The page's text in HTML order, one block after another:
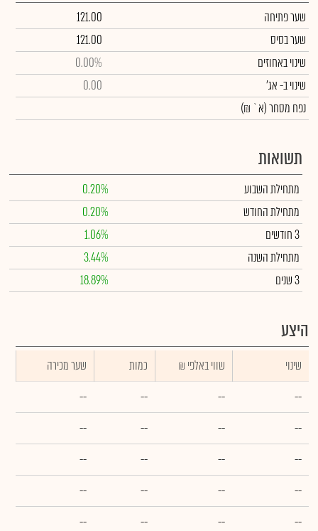
שער פתיחה
121.00
שער בסיס
121.00
שינוי באחוזים
0.00%
שינויב- אג'
0.00
נפח מסחר(א` ₪)
תשואות
מתחילת השבוע
0.20%
מתחילת החודש
0.20%
3 חודשים
1.06%
מתחילת השנה
3.44%
3 שנים
18.89%
היצע
שינוי ₪ שווי באלפי כמות
שער מכירה
--
--
--
--
--
--
--
--
--
--
--
--
--
--
--
--
--
--
--
--